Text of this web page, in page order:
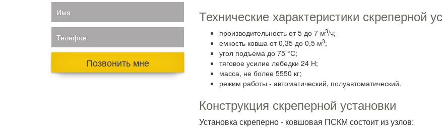
Имя
Телефон
Позвонить мне
Технические характеристики скреперной
производительность от 5 до 7 м3/ч;
емкость ковша от 0,35 до 0,5 м3;
угол подъема до 75 °С;
тяговое усилие лебедки 24 Н;
масса, не более 5550 кг;
режим работы - автоматический, полуавтоматический.
Конструкция скреперной установки
Установка скреперно - ковшовая ПСКМ состоит из узлов: